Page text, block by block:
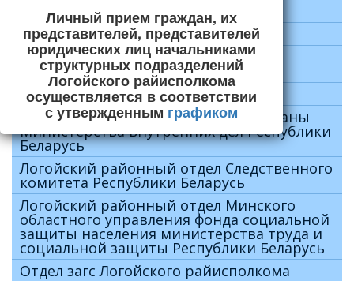
Личный прием граждан, их
представителей, представителей
юридических лиц начальниками
структурных подразделений
Логойского райисполкома
осуществляется в соответствии
с утвержденным графиком
Новости
Группа кадров
Логойский районный отдел по
чрезвычайным ситуациям
Суд Логойского района
Логойский отдел Департамента охраны
Министерства внутренних дел Республики
Беларусь
Логойский районный отдел Следственного
комитета Республики Беларусь
Логойский районный отдел Минского
областного управления фонда социальной
защиты населения министерства труда и
социальной защиты Республики Беларусь
Отдел загс Логойского райисполкома